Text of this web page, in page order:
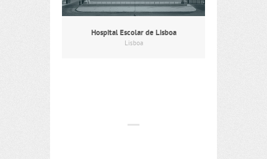
Hospital Escolar de Lisboa
Lisboa